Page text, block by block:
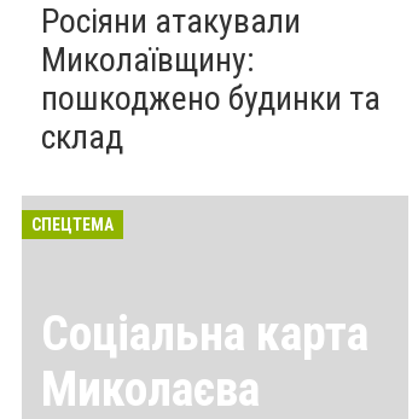
Росіяни атакували
Миколаївщину:
пошкоджено будинки та
склад
СПЕЦТЕМА
Соціальна карта
Миколаєва